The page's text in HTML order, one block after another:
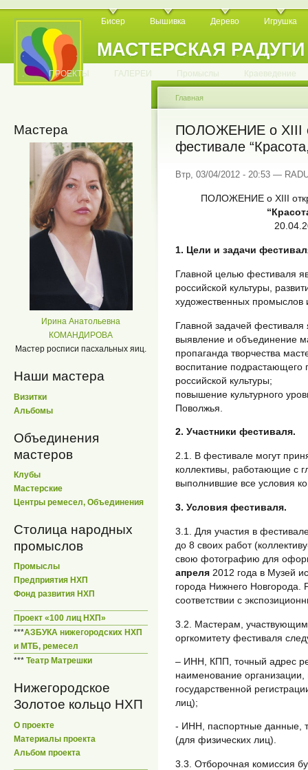
МАСТЕРСКАЯ РАДУГИ
Бисер Вышивка Дерево Игрушка
. . . . . . . . . . .
. ПРОЕКТЫ ГАЛЕРЕИ Промыслы Краеведение
Мастера
Ирина Анатольевна
КОМАНДИРОВА
Мастер росписи пасхальных яиц.
Наши мастера
Визитки
Альбомы
Объединения
мастеров
Клубы
Мастерские
Центры ремесел, Объединения
Столица народных
промыслов
Промыслы
Предприятия НХП
Фонд развития НХП
Проект «100 лиц НХП»
***АЗБУКА нижегородских НХП
и МТБ, ремесел
*** Театр Матрешки
Нижегородское
Золотое кольцо НХП
О проекте
Материалы проекта
Альбом проекта
Главная
ПОЛОЖЕНИЕ о XIII
фестивале
Втр, 03/04/2012 - 20:53 —
ПОЛОЖЕНИЕ о XIII
1. Цели и задачи
Главной целью фестиваля
российской культуры,
художественных промыслов
Главной задачей фестиваля
выявление и объединение
пропаганда творчества
воспитание подрастающего
российской культуры;
повышение культурного
Поволжья.
2. Участники фестиваля.
2.1. В фестивале могут
коллективы, работающие с
выполнившие все условия
3. Условия фестиваля.
3.1. Для участия в
до 8 своих работ
свою фотографию для
апреля 2012 года в Музей
города Нижнего
соответствии с
3.2. Мастерам,
оргкомитету фестиваля
– ИНН, КПП, точный адрес
наименование организации,
государственной
лиц);
- ИНН, паспортные данные,
(для физических лиц).
3.3. Отборочная комиссия